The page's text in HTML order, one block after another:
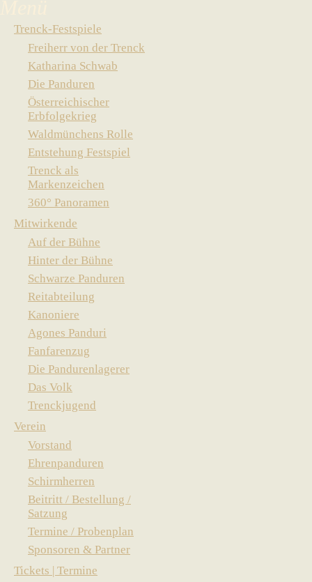
Trenck-Festspiele
Freiherr von der Trenck
Katharina Schwab
Die Panduren
Österreichischer
Erbfolgekrieg
Waldmünchens Rolle
Entstehung Festspiel
Trenck als
Markenzeichen
360° Panoramen
Mitwirkende
Auf der Bühne
Hinter der Bühne
Schwarze Panduren
Reitabteilung
Kanoniere
Agones Panduri
Fanfarenzug
Die Pandurenlagerer
Das Volk
Trenckjugend
Verein
Vorstand
Ehrenpanduren
Schirmherren
Beitritt / Bestellung /
Satzung
Termine / Probenplan
Sponsoren & Partner
Tickets | Termine